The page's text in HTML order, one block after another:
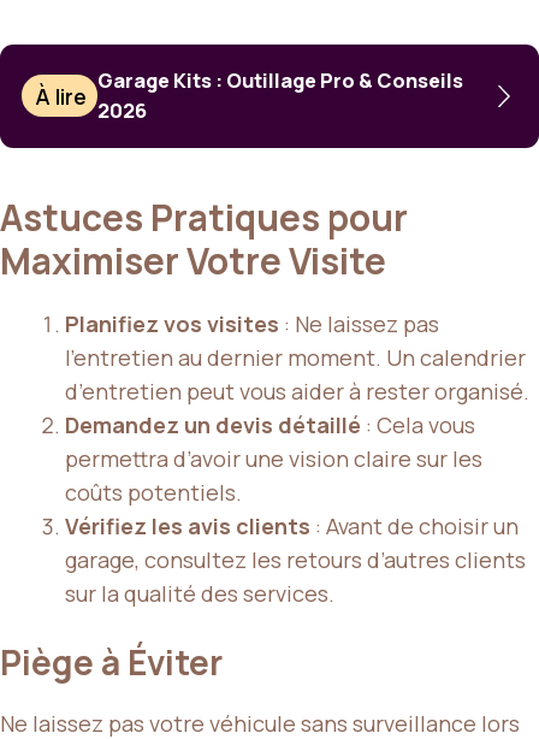
À lire
Garage Kits : Outillage Pro & Conseils
2026
Astuces Pratiques pour
Maximiser Votre Visite
Planifiez vos visites : Ne laissez pas
l’entretien au dernier moment. Un calendrier
d’entretien peut vous aider à rester organisé.
Demandez un devis détaillé : Cela vous
permettra d’avoir une vision claire sur les
coûts potentiels.
Vérifiez les avis clients : Avant de choisir un
garage, consultez les retours d’autres clients
sur la qualité des services.
Piège à Éviter
Ne laissez pas votre véhicule sans surveillance lors